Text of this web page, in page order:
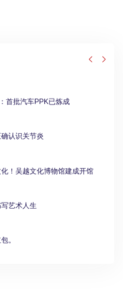
首批汽车PPK已炼成
确认识关节炎
！吴越文化博物馆建成开馆
写艺术人生
。